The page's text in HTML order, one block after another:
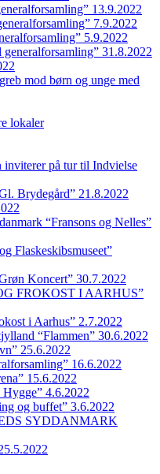
13.9.2022
7.9.2022
5.9.2022
31.8.2022
mod børn og unge med
lokaler
på tur til Indvielse
Brydegård” 21.8.2022
“Fransons og Nelles”
Flaskeskibsmuseet”
Koncert” 30.7.2022
FROKOST I AARHUS”
i Aarhus” 2.7.2022
“Flammen” 30.6.2022
25.6.2022
16.6.2022
15.6.2022
4.6.2022
og buffet” 3.6.2022
SYDDANMARK